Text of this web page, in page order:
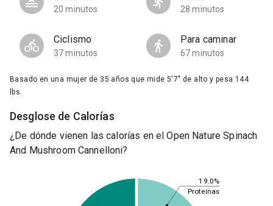
20 minutos 28 minutos
Ciclismo
37 minutos
Para caminar
67 minutos
Basado en una mujer de 35 años que mide 5'7" de alto y pesa 144
lbs.
Desglose de Calorías
¿De dónde vienen las calorías en el Open Nature Spinach
And Mushroom Cannelloni?
19.0%
Proteínas